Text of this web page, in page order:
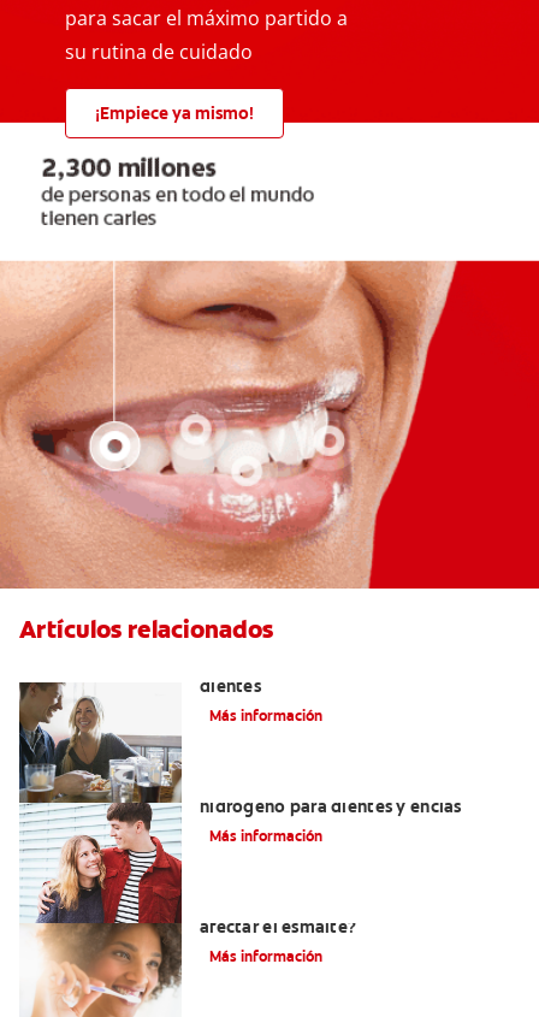
para sacar el máximo partido a
su rutina de cuidado
¡Empiece ya mismo!
Artículos relacionados
dientes
Más información
hidrógeno para dientes y encías
Más información
afectar el esmalte?
Más información